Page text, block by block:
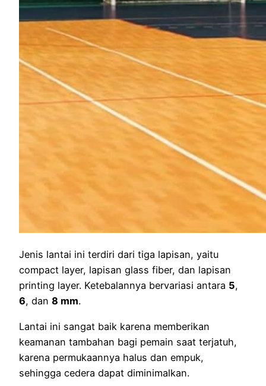
Jenis lantai ini terdiri dari tiga lapisan, yaitu
compact layer, lapisan glass fiber, dan lapisan
printing layer. Ketebalannya bervariasi antara 5,
6, dan 8 mm.
Lantai ini sangat baik karena memberikan
keamanan tambahan bagi pemain saat terjatuh,
karena permukaannya halus dan empuk,
sehingga cedera dapat diminimalkan.